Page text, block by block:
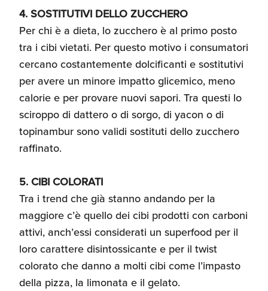
4. SOSTITUTIVI DELLO ZUCCHERO
Per chi è a dieta, lo zucchero è al primo posto
tra i cibi vietati. Per questo motivo i consumatori
cercano costantemente dolcificanti e sostitutivi
per avere un minore impatto glicemico, meno
calorie e per provare nuovi sapori. Tra questi lo
sciroppo di dattero o di sorgo, di yacon o di
topinambur sono validi sostituti dello zucchero
raffinato.
5. CIBI COLORATI
Tra i trend che già stanno andando per la
maggiore c’è quello dei cibi prodotti con carboni
attivi, anch’essi considerati un superfood per il
loro carattere disintossicante e per il twist
colorato che danno a molti cibi come l’impasto
della pizza, la limonata e il gelato.